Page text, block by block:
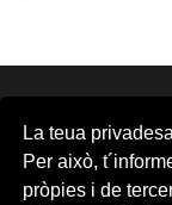
La teua
Per això,
pròpies i de
Area d'Activitats
Aula d'Arts
Aula de Cinema